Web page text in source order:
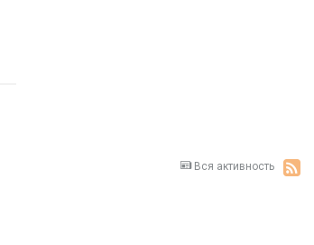
Вся активность